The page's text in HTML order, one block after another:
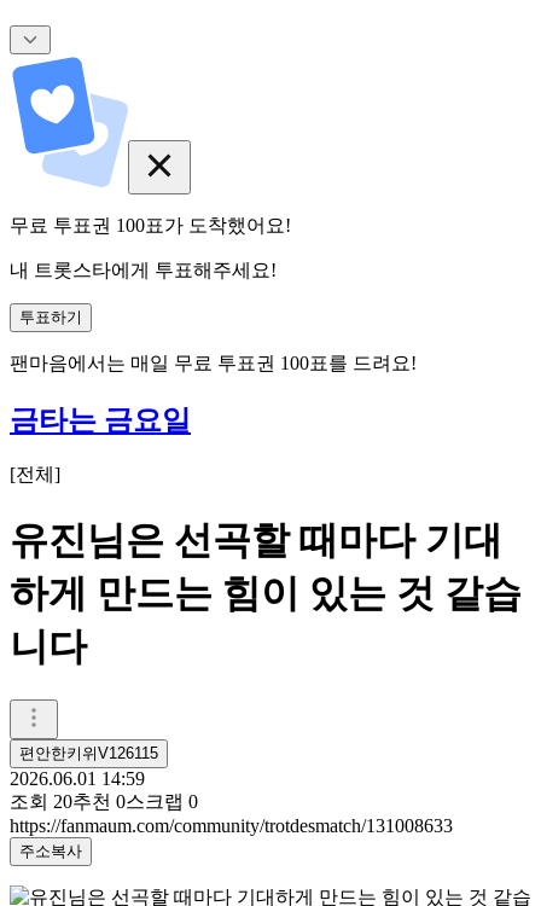
무료 투표권 100표가 도착했어요!
내 트롯스타에게 투표해주세요!
투표하기
팬마음에서는 매일 무료 투표권 100표를 드려요!
금타는 금요일
[전체 ]
유진님은 선곡할 때마다 기대
하게 만드는 힘이 있는 것 같습
니다
편안한키위V126115
2026.06.01 14:59
조회 20추천 0스크랩 0
https://fanmaum.com/community/trotdesmatch/131008633
주소복사